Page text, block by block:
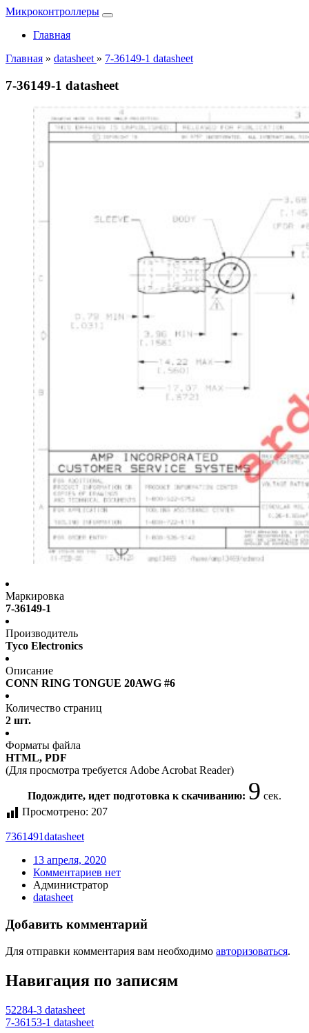
Микроконтроллеры
Главная
Главная » datasheet » 7-36149-1 datasheet
7-36149-1 datasheet
Маркировка
7-36149-1
Производитель
Tyco Electronics
Описание
CONN RING TONGUE 20AWG #6
Количество страниц
2 шт.
Форматы файла
HTML, PDF
(Для просмотра требуется Adobe Acrobat Reader)
Подождите, идет подготовка к скачиванию: 9 сек.
Просмотрено: 207
7361491datasheet
13 апреля, 2020
Комментариев нет
Администратор
datasheet
Добавить комментарий
Для отправки комментария вам необходимо авторизоваться.
Навигация по записям
52284-3 datasheet
7-36153-1 datasheet